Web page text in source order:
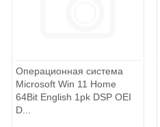
Операционная система
Microsoft Win 11 Home
64Bit English 1pk DSP OEI
D...